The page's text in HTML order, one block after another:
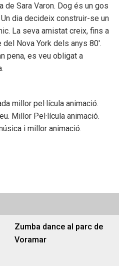
i funcions
Acta
de Sara Varon. Dog és un gos
dia decideix construir-se un
La seva amistat creix, fins a
Nova York dels anys 80'.
pena, es veu obligat a
millor pel·lícula animació.
Millor Pel·lícula animació.
i millor animació.
Zumba dance al parc de
Voramar